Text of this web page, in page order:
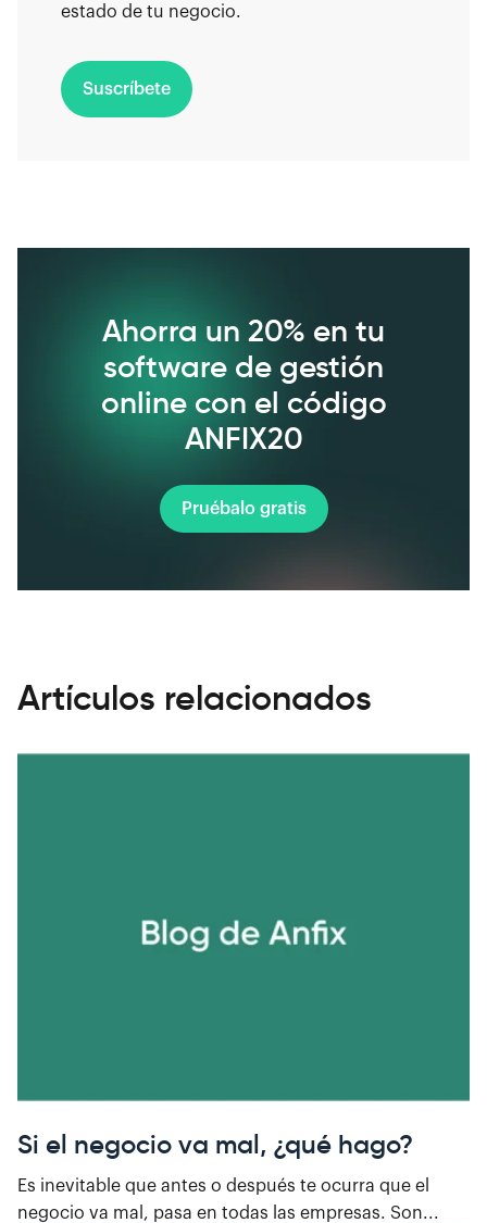
estado de tu negocio.
Suscríbete
Ahorra un 20% en tu
software de gestión
online con el código
ANFIX20
Pruébalo gratis
Artículos relacionados
Si el negocio va mal, ¿qué hago?
Es inevitable que antes o después te ocurra que el
negocio va mal, pasa en todas las empresas. Son...